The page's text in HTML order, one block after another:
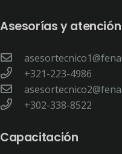
Asesorías y
+321-223-4986
+302-338-8522
Capacitación